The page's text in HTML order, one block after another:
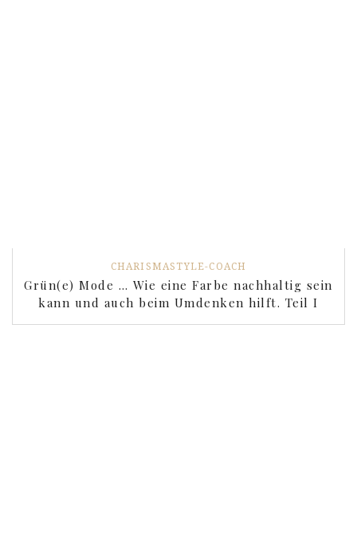
CHARISMASTYLE-COACH
Grün(e) Mode … Wie eine Farbe nachhaltig sein
kann und auch beim Umdenken hilft. Teil I